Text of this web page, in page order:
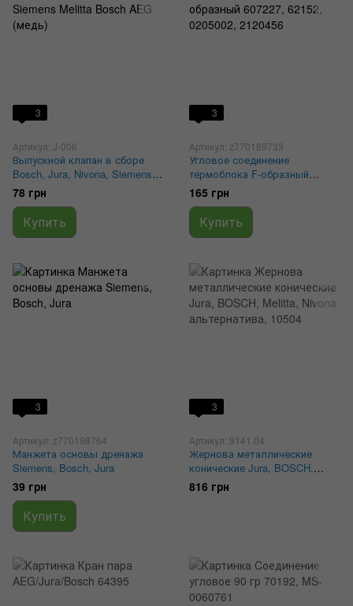
3
Артикул: J-006
Выпускной клапан в сборе
Bosch, Jura, Nivona, Siemens,
Melitta, AEG (медь) J4/20
78 грн
Купить
3
Артикул: z770189733
Угловое соединение
термоблока F-образный
607227, 62152, 0205002,
2120456
165 грн
Купить
3
Артикул: z770198764
Манжета основы дренажа
Siemens, Bosch, Jura
39 грн
Купить
3
Артикул: 9141.04
Жернова металлические
конические Jura, BOSCH,
Melitta, Nivona альтернатива,
10504
816 грн